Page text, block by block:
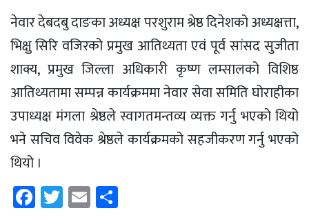
नेवार देबदबु दाङका अध्यक्ष परशुराम श्रेष्ठ दिनेशको अध्यक्षत्ता,
भिक्षु सिरि वजिरको प्रमुख आतिथ्यता एवं पूर्व सांसद सुजीता
शाक्य, प्रमुख जिल्ला अधिकारी कृष्ण लम्सालको विशिष्ठ
आतिथ्यतामा सम्पन्न कार्यक्रममा नेवार सेवा समिति घोराहीका
उपाध्यक्ष मंगला श्रेष्ठले स्वागतमन्तव्य व्यक्त गर्नु भएको थियो
भने सचिव विवेक श्रेष्ठले कार्यक्रमको सहजीकरण गर्नु भएको
थियो ।
Facebook
Twitter
Email